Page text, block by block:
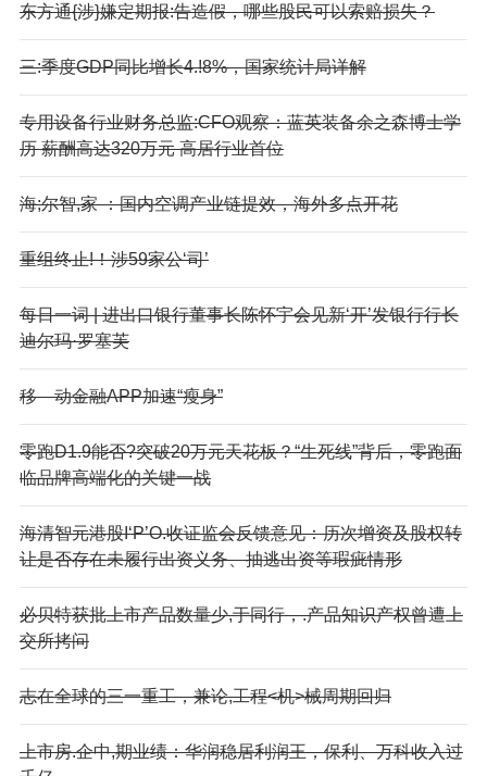
东方通{涉}嫌定期报:告造假，哪些股民可以索赔损失？
三:季度GDP同比增长4.!8%，国家统计局详解
专用设备行业财务总监:CFO观察：蓝英装备余之森博士学
历 薪酬高达320万元 高居行业首位
海;尔智,家 ：国内空调产业链提效，海外多点开花
重组终止!！涉59家公‘司’
每日一词 | 进出口银行董事长陈怀宇会见新‘开’发银行行长
迪尔玛·罗塞芙
移—动金融APP加速“瘦身”
零跑D1.9能否?突破20万元天花板？“生死线”背后，零跑面
临品牌高端化的关键一战
海清智元港股I‘P’O.收证监会反馈意见：历次增资及股权转
让是否存在未履行出资义务、抽逃出资等瑕疵情形
必贝特获批上市产品数量少,于同行，.产品知识产权曾遭上
交所拷问
志在全球的三一重工，兼论,工程<机>械周期回归
上市房.企中,期业绩：华润稳居利润王，保利、万科收入过